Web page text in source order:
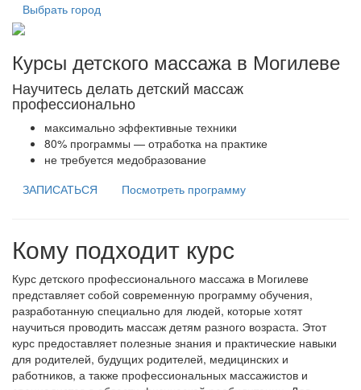
Выбрать город
Курсы детского массажа в Могилеве
Научитесь делать детский массаж
профессионально
максимально эффективные техники
80% программы — отработка на практике
не требуется медобразование
ЗАПИСАТЬСЯ
Посмотреть программу
Кому подходит курс
Курс детского профессионального массажа в Могилеве
представляет собой современную программу обучения,
разработанную специально для людей, которые хотят
научиться проводить массаж детям разного возраста. Этот
курс предоставляет полезные знания и практические навыки
для родителей, будущих родителей, медицинских и
работников, а также профессиональных массажистов и